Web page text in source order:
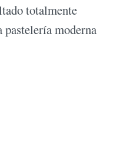
totalmente
moderna